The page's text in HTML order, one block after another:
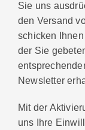
Sie uns
den Versand
schicken
der Sie
Newsletter
Mit der
uns Ihre